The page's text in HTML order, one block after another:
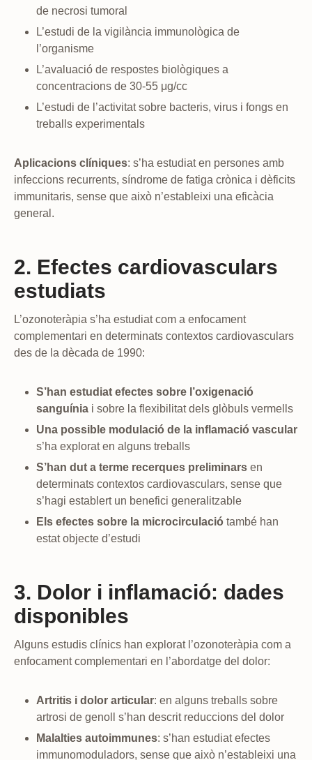
de necrosi tumoral
L’estudi de la vigilància immunològica de
l’organisme
L’avaluació de respostes biològiques a
concentracions de 30-55 μg/cc
L’estudi de l’activitat sobre bacteris, virus i fongs en
treballs experimentals
Aplicacions clíniques: s’ha estudiat en persones amb
infeccions recurrents, síndrome de fatiga crònica i dèficits
immunitaris, sense que això n’estableixi una eficàcia
general.
2. Efectes cardiovasculars
estudiats
L’ozonoteràpia s’ha estudiat com a enfocament
complementari en determinats contextos cardiovasculars
des de la dècada de 1990:
S’han estudiat efectes sobre l’oxigenació
sanguínia i sobre la flexibilitat dels glòbuls vermells
Una possible modulació de la inflamació vascular
s’ha explorat en alguns treballs
S’han dut a terme recerques preliminars en
determinats contextos cardiovasculars, sense que
s’hagi establert un benefici generalitzable
Els efectes sobre la microcirculació també han
estat objecte d’estudi
3. Dolor i inflamació: dades
disponibles
Alguns estudis clínics han explorat l’ozonoteràpia com a
enfocament complementari en l’abordatge del dolor:
Artritis i dolor articular: en alguns treballs sobre
artrosi de genoll s’han descrit reduccions del dolor
Malalties autoimmunes: s’han estudiat efectes
immunomoduladors, sense que això n’estableixi una